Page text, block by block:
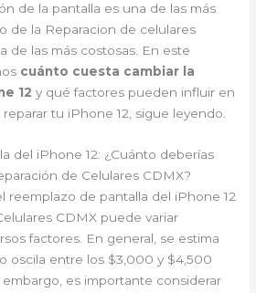
de la pantalla es una de las más
de la Reparacion de celulares
de las más costosas. En este
cuánto cuesta cambiar la
12 y qué factores pueden influir en
tu iPhone 12, sigue leyendo.
del iPhone 12: ¿Cuánto deberías
de Celulares CDMX?
reemplazo de pantalla del iPhone 12
CDMX puede variar
factores. En general, se estima
oscila entre los $3,000 y $4,500
embargo, es importante considerar